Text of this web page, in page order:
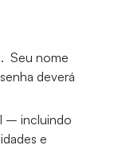
. Seu nome
deverá
– incluindo
e